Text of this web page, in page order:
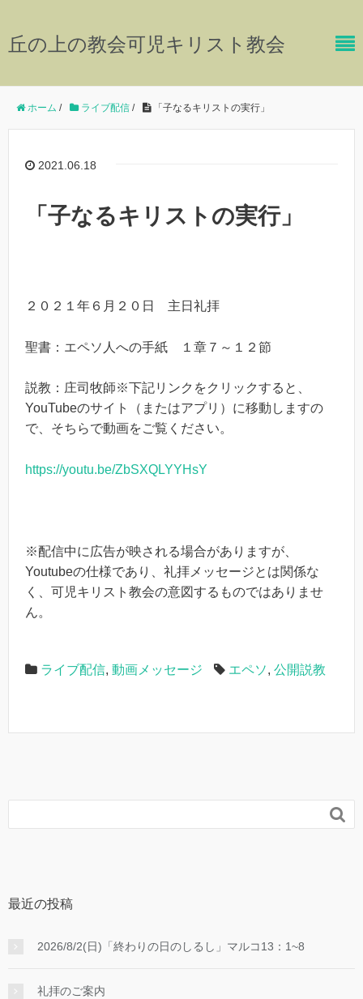
丘の上の教会可児キリスト教会
ホーム / ライブ配信 / 「子なるキリストの実行」
2021.06.18
「子なるキリストの実行」
２０２１年６月２０日 主日礼拝
聖書：エペソ人への手紙 １章７～１２節
説教：庄司牧師※下記リンクをクリックすると、
YouTubeのサイト（またはアプリ）に移動しますの
で、そちらで動画をご覧ください。
https://youtu.be/ZbSXQLYYHsY
※配信中に広告が映される場合がありますが、
Youtubeの仕様であり、礼拝メッセージとは関係な
く、可児キリスト教会の意図するものではありませ
ん。
ライブ配信, 動画メッセージ エペソ, 公開説教

最近の投稿
2026/8/2(日)「終わりの日のしるし」マルコ13：1~8
礼拝のご案内